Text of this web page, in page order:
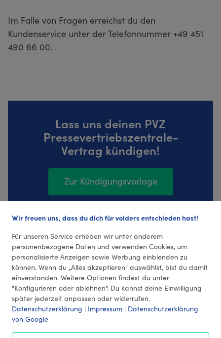
Im Falle von Fragen erreichst du den
Kundenservice unter der Telefonnummer +49 451
490 66 00.
Lass uns deinen PVZ
Pressevertriebszentrale-
Vertrag kündigen!
Zur Kündigungsvorlage
15135 Bewertungen (4,36 Durchschnitt)
Wir freuen uns, dass du dich für volders entschieden hast!
Für unseren Service erheben wir unter anderem
personenbezogene Daten und verwenden Cookies, um
personalisierte Anzeigen sowie Werbung einblenden zu
können. Wenn du „Alles akzeptieren" auswählst, bist du damit
einverstanden. Weitere Optionen findest du unter
"Konfigurieren oder ablehnen". Du kannst deine Einwilligung
später jederzeit anpassen oder widerrufen.
Datenschutzerklärung | Impressum | Datenschutzerklärung
von Google